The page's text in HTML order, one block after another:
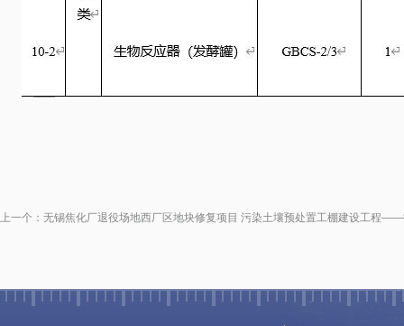
上一个： 无锡焦化厂退役场地西厂区地块修复项目 污染土壤预处置工棚建设工程